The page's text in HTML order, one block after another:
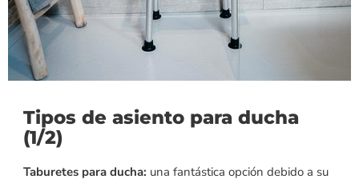
Tipos de asiento para ducha
(1/2)
Taburetes para ducha: una fantástica opción debido a su